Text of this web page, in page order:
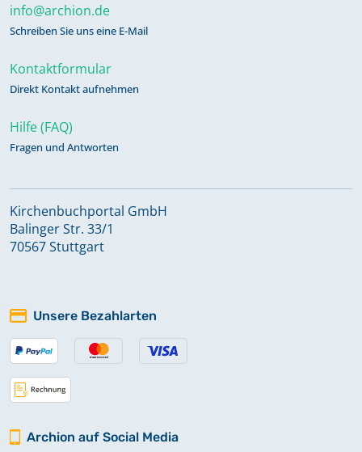
info@archion.de
Schreiben Sie uns eine E-Mail
Kontaktformular
Direkt Kontakt aufnehmen
Hilfe (FAQ)
Fragen und Antworten
Kirchenbuchportal GmbH
Balinger Str. 33/1
70567 Stuttgart
Unsere Bezahlarten
Archion auf Social Media